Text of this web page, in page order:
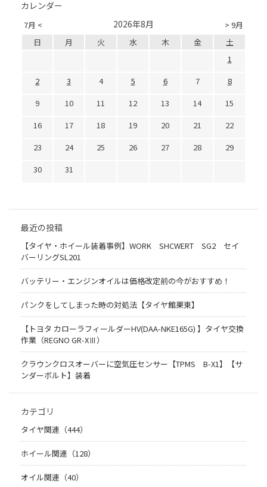
カレンダー
7月 < > 9月
2026年8月
日 月 火 水 木 金
土
1
2
3 4 5 6 7
8
9
10 11 12 13 14
15
16
17 18 19 20 21
22
23
24 25 26 27 28
29
30
31
最近の投稿
【タイヤ・ホイール装着事例】WORK SHCWERT SG2 セイ
バーリングSL201
バッテリー・エンジンオイルは価格改定前の今がおすすめ！
パンクをしてしまった時の対処法【タイヤ館栗東】
【トヨタ カローラフィールダーHV(DAA-NKE165G) 】タイヤ交換
作業（REGNO GR-XⅢ）
クラウンクロスオーバーに空気圧センサー【TPMS B-X1】【サ
ンダーボルト】装着
カテゴリ
タイヤ関連（444）
ホイール関連（128）
オイル関連（40）